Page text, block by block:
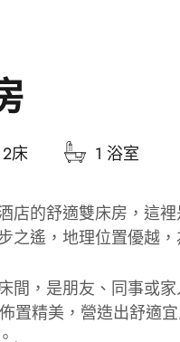
2床 1 浴室
店的舒適雙床房，這
之遙，地理位置優越
間，是朋友、同事或
置精美，營造出舒適